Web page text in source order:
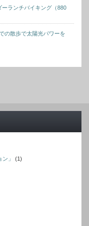
ーランチバイキング（880
の散歩で太陽光パワーを
」 (1)